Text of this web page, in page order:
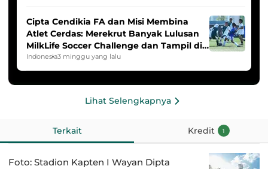
Cipta Cendikia FA dan Misi Membina
Atlet Cerdas: Merekrut Banyak Lulusan
MilkLife Soccer Challenge dan Tampil di
HYDROPLUS Soccer League
Indonesia3 minggu yang lalu
Lihat Selengkapnya
Terkait Kredit 1
Foto: Stadion Kapten I Wayan Dipta